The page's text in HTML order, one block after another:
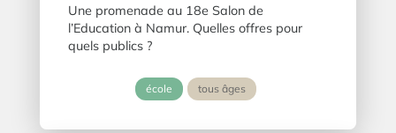
Une promenade au 18e Salon de
l’Education à Namur. Quelles offres pour
quels publics ?
école tous âges